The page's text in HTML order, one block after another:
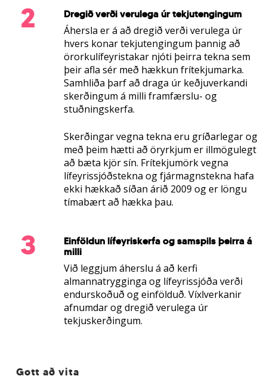
2 Dregið verði verulega úr tekjutengingum
Áhersla er á að dregið verði verulega úr
hvers konar tekjutengingum þannig að
örorkulífeyristakar njóti þeirra tekna sem
þeir afla sér með hækkun frítekjumarka.
Samhliða þarf að draga úr keðjuverkandi
skerðingum á milli framfærslu- og
stuðningskerfa.
Skerðingar vegna tekna eru gríðarlegar og
með þeim hætti að öryrkjum er illmögulegt
að bæta kjör sín. Frítekjumörk vegna
lífeyrissjóðstekna og fjármagnstekna hafa
ekki hækkað síðan árið 2009 og er löngu
tímabært að hækka þau.
3
Einföldun lífeyriskerfa og samspils þeirra á
milli
Við leggjum áherslu á að kerfi
almannatrygginga og lífeyrissjóða verði
endurskoðuð og einfölduð. Víxlverkanir
afnumdar og dregið verulega úr
tekjuskerðingum.
Gott að vita